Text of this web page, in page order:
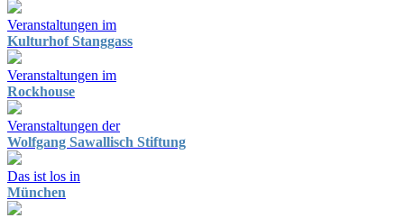
Veranstaltungen im
Kulturhof Stanggass
Veranstaltungen im
Rockhouse
Veranstaltungen der
Wolfgang Sawallisch Stiftung
Das ist los in
München